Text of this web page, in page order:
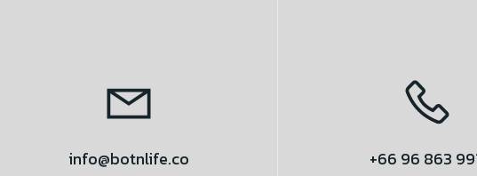
info@botnlife.co +66 96 863